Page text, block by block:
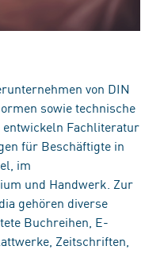
von DIN
sowie technische
Fachliteratur
für Beschäftigte in
im
und Handwerk. Zur
gehören diverse
Buchreihen, E-
Zeitschriften,